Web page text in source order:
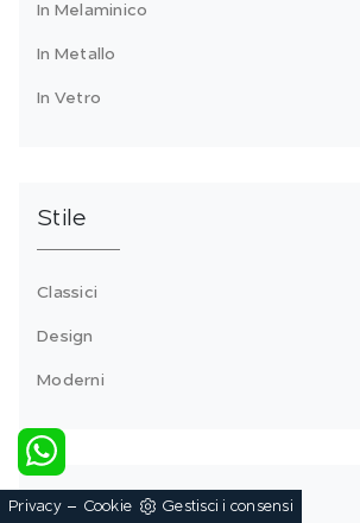
In Melaminico
In Metallo
In Vetro
Stile
Classici
Design
Moderni
Tipologia
Privacy- Cookie Gestisci i consensi